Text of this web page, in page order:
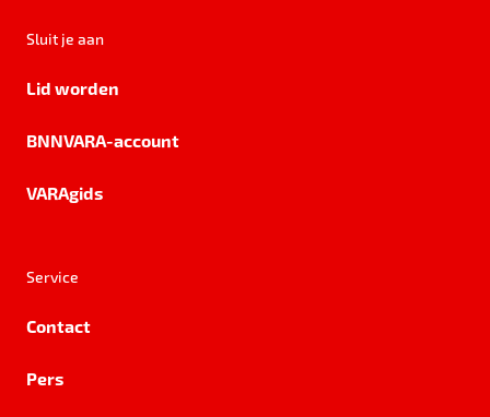
Sluit je aan
Lid worden
BNNVARA-account
VARAgids
Service
Contact
Pers